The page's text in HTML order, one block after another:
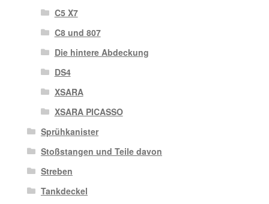
C5 X7
C8 und 807
Die hintere Abdeckung
DS4
XSARA
XSARA PICASSO
Sprühkanister
Stoßstangen und Teile davon
Streben
Tankdeckel